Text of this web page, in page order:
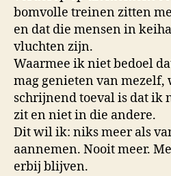
bomvolle treinen zitten
en dat die mensen in
vluchten zijn.
Waarmee ik niet bedoel
mag genieten van mezelf,
schrijnend toeval is dat ik
zit en niet in die andere.
Dit wil ik: niks meer als
aannemen. Nooit meer.
erbij blijven.